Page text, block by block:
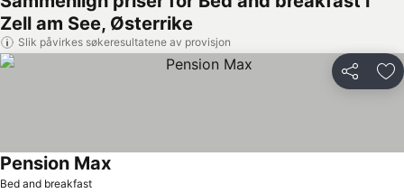
Zell am See, Østerrike
Slik påvirkes søkeresultatene av provisjon
Del
Bed and breakfast
Pension Max